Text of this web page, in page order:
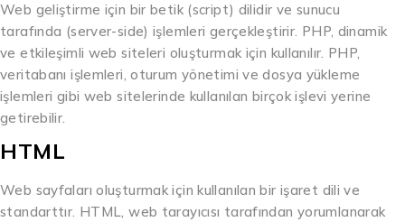
Web geliştirme için bir betik (script) dilidir ve sunucu
tarafında (server-side) işlemleri gerçekleştirir. PHP, dinamik
ve etkileşimli web siteleri oluşturmak için kullanılır. PHP,
veritabanı işlemleri, oturum yönetimi ve dosya yükleme
işlemleri gibi web sitelerinde kullanılan birçok işlevi yerine
getirebilir.
HTML
Web sayfaları oluşturmak için kullanılan bir işaret dili ve
standarttır. HTML, web tarayıcısı tarafından yorumlanarak